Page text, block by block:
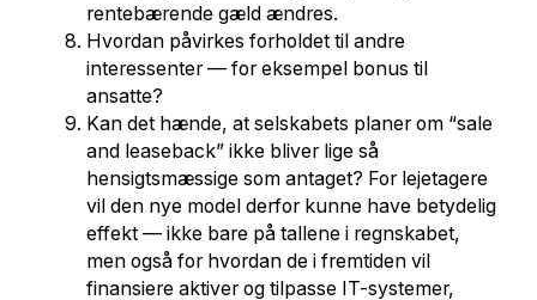
rentebærende gæld ændres.
Hvordan påvirkes forholdet til andre
interessenter — for eksempel bonus til
ansatte?
Kan det hænde, at selskabets planer om “sale
and leaseback” ikke bliver lige så
hensigtsmæssige som antaget? For lejetagere
vil den nye model derfor kunne have betydelig
effekt — ikke bare på tallene i regnskabet,
men også for hvordan de i fremtiden vil
finansiere aktiver og tilpasse IT-systemer,